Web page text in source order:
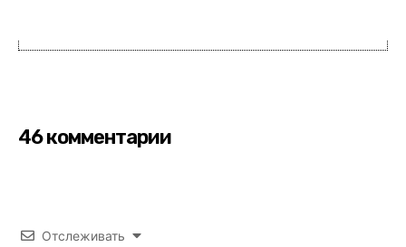
46 комментарии
Отслеживать